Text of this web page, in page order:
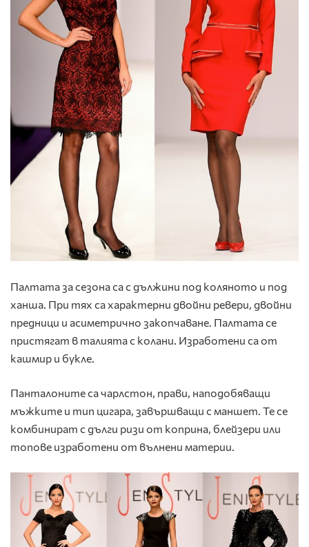
Палтата за сезона са с дължини под коляното и под
ханша. При тях са характерни двойни ревери, двойни
предници и асиметрично закопчаване. Палтата се
пристягат в талията с колани. Изработени са от
кашмир и букле.
Панталоните са чарлстон, прави, наподобяващи
мъжките и тип цигара, завършващи с маншет. Те се
комбинират с дълги ризи от коприна, блейзери или
топове изработени от вълнени материи.